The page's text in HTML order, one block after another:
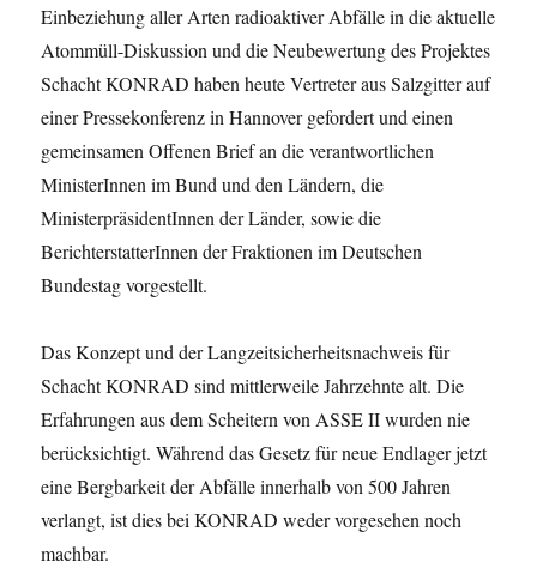
Einbeziehung aller Arten radioaktiver Abfälle in die aktuelle
Atommüll-Diskussion und die Neu­bewertung des Projektes
Schacht KONRAD haben heute Vertreter aus Salzgitter auf
einer Presse­konferenz in Hannover gefordert und einen
gemeinsamen Offenen Brief an die verant­wortlichen
MinisterInnen im Bund und den Ländern, die
MinisterpräsidentInnen der Länder, sowie die
BerichterstatterInnen der Fraktionen im Deutschen
Bundestag vorgestellt.
Das Konzept und der Langzeit­sicher­heits­nachweis für
Schacht KONRAD sind mittlerweile Jahr­zehn­te alt. Die
Erfahrungen aus dem Scheitern von ASSE II wurden nie
berücksichtigt. Während das Gesetz für neue Endlager jetzt
eine Bergbarkeit der Abfälle innerhalb von 500 Jahren
verlangt, ist dies bei KONRAD weder vor­ge­se­hen noch
machbar.